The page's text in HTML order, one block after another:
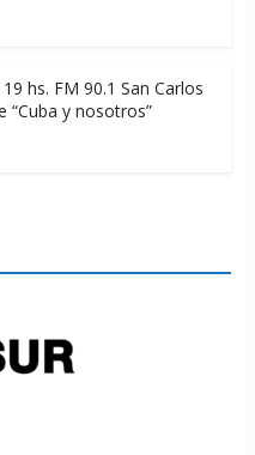
hs. FM 90.1 San Carlos
“Cuba y nosotros”